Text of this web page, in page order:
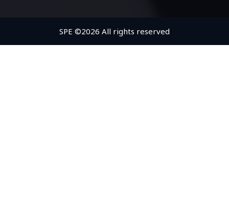
SPE ©2026 All rights reserved